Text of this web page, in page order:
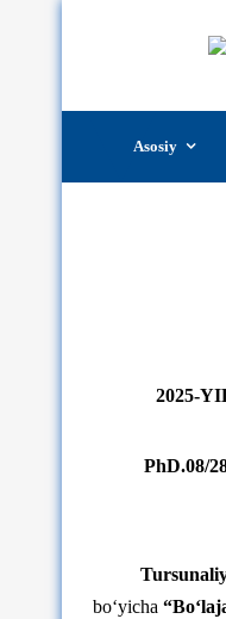
content
Asosiy
2025-
PhD.08/
bo‘yicha